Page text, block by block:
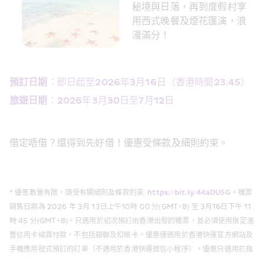
秘境與日落，再到度假村享
用西式晚餐及煙花匯演，浪
漫滿分！
預訂日期 ：即日起至2026年3月16日（香港時間23:45）
旅遊日期 ：2026年3月30日至7月12日
借定唔借？還得到先好借！優惠受條款及細則約束。
* 優惠數量有限，須受有關細則及條款約束: https://bit.ly/44aDUSG 。機票
銷售日期為 2026 年 3月 13日上午10時 00 分(GMT+8) 至 3月16日下午 11
時 45 分(GMT+8)。只適用於初次預訂由香港出發的機票，並必須使用指定滙
豐信用卡結算付款，不包括銀聯及扣賬卡。優惠僅適用於香港快運官方網站及
手機應用程式預訂的訂單（不適用於香港快運微信小程序）。優惠只適用於指